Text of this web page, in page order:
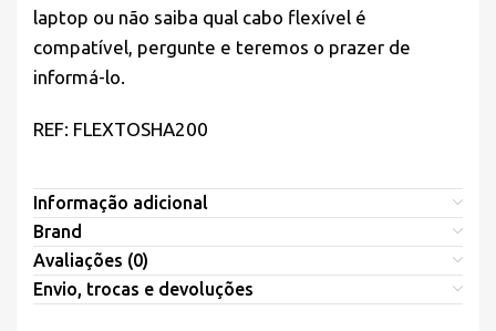
laptop ou não saiba qual cabo flexível é
compatível, pergunte e teremos o prazer de
informá-lo.
REF: FLEXTOSHA200
Informação adicional
Brand
Avaliações (0)
Envio, trocas e devoluções